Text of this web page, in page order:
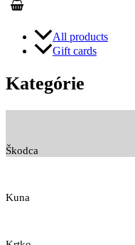
All products
Gift cards
Kategórie
Škodca
Kuna